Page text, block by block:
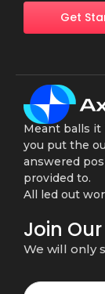
Get
Meant balls it
you put the
answered
provided to.
All led out
Join
We will only